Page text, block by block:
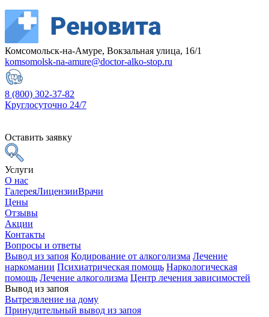
Комсомольск-на-Амуре, Вокзальная улица, 16/1
komsomolsk-na-amure@doctor-alko-stop.ru
8 (800) 302-37-82
Круглосуточно 24/7
Оставить заявку
Услуги
О нас
ГалереяЛицензииВрачи
Цены
Отзывы
Акции
Контакты
Вопросы и ответы
Вывод из запоя Кодирование от алкоголизма Лечение
наркомании Психиатрическая помощь Наркологическая
помощь Лечение алкоголизма Центр лечения зависимостей
Вывод из запоя
Вытрезвление на дому
Принудительный вывод из запоя